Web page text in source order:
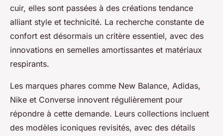
cuir, elles sont passées à des créations tendance
alliant style et technicité. La recherche constante de
confort est désormais un critère essentiel, avec des
innovations en semelles amortissantes et matériaux
respirants.
Les marques phares comme New Balance, Adidas,
Nike et Converse innovent régulièrement pour
répondre à cette demande. Leurs collections incluent
des modèles iconiques revisités, avec des détails